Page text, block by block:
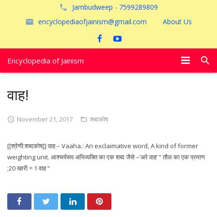
Jambudweep - 7599289809
encyclopediaofjainism@gmail.com
About Us
Encyclopedia of Jainism
अयोध्या
वाह!
November 21, 2017 शब्दकोष
[[श्रेणी:शब्दकोष]] वाह – Vaaha.: An exclaimative word, A kind of former
weighting unit. आश्चर्यरूप अभिव्यक्ति का एक शब्द जैसे –‘अरे वाह’ ” तौल का एक प्रमाण
;20 खारी = 1 वाह “